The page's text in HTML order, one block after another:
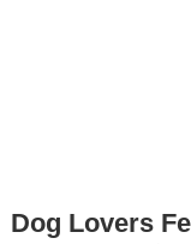
Dog Lovers